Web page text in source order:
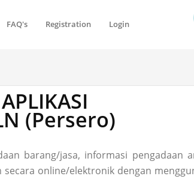
FAQ's Registration Login
(Persero)
barang/jasa, informasi pengadaan
online/elektronik dengan